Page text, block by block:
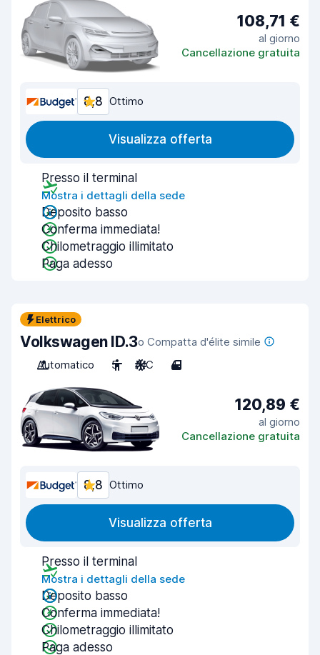
108,71 €
al giorno
Cancellazione gratuita
8,8 Ottimo
Visualizza offerta
Presso il terminal
Mostra i dettagli della sede
Deposito basso
Conferma immediata!
Chilometraggio illimitato
Paga adesso
Elettrico
Volkswagen ID.3o Compatta d'élite simile
Automatico
5 A/C 4
120,89 €
al giorno
Cancellazione gratuita
8,8 Ottimo
Visualizza offerta
Presso il terminal
Mostra i dettagli della sede
Deposito basso
Conferma immediata!
Chilometraggio illimitato
Paga adesso